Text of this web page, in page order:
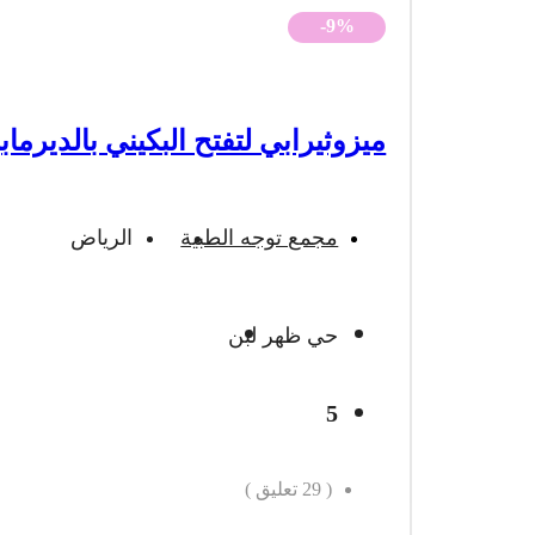
-9%
ميزوثيرابي لتفتح البكيني
مجمع توجه الطبية الرياض
حي ظهر لبن
5
(
29 تعليق )